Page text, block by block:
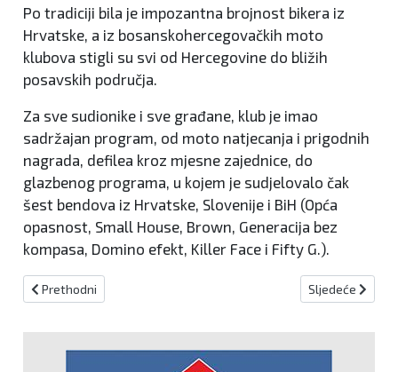
Po tradiciji bila je impozantna brojnost bikera iz
Hrvatske, a iz bosanskohercegovačkih moto
klubova stigli su svi od Hercegovine do bližih
posavskih područja.
Za sve sudionike i sve građane, klub je imao
sadržajan program, od moto natjecanja i prigodnih
nagrada, defilea kroz mjesne zajednice, do
glazbenog programa, u kojem je sudjelovalo čak
šest bendova iz Hrvatske, Slovenije i BiH (Opća
opasnost, Small House, Brown, Generacija bez
kompasa, Domino efekt, Killer Face i Fifty G.).
Prethodni članak: Večeras uzvratni susreti polufinala Europske i
Prethodni Sljedeći
Sljedeće